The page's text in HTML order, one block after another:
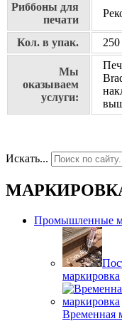
Риббоны для
печати
Кол. в упак. 250
Мы
оказываем
услуги:
Искать...
Промышленные
маркировка
Временная